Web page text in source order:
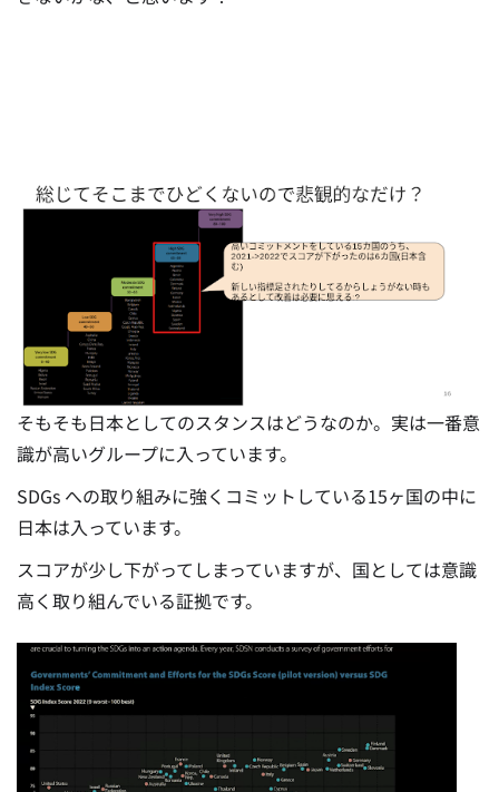
そもそも日本としてのスタンスはどうなのか。実は一番意
識が高いグループに入っています。
SDGs への取り組みに強くコミットしている15ヶ国の中に
日本は入っています。
スコアが少し下がってしまっていますが、国としては意識
高く取り組んでいる証拠です。